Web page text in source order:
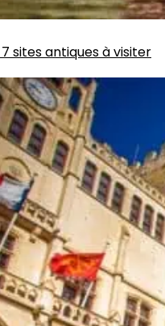
7 sites antiques à visiter